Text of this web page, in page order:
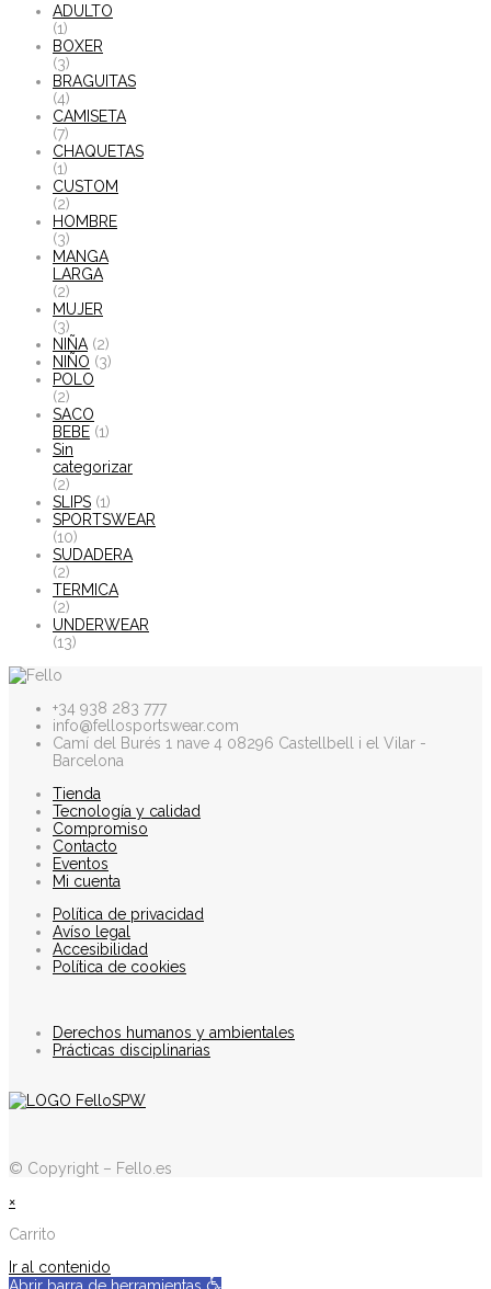
ADULTO
(1)
BOXER
(3)
BRAGUITAS
(4)
CAMISETA
(7)
CHAQUETAS
(1)
CUSTOM
(2)
HOMBRE
(3)
MANGA
LARGA
(2)
MUJER
(3)
NIÑA (2)
NIÑO (3)
POLO
(2)
SACO
BEBE (1)
Sin
categorizar
(2)
SLIPS (1)
SPORTSWEAR
(10)
SUDADERA
(2)
TERMICA
(2)
UNDERWEAR
(13)
+34 938 283 777
info@fellosportswear.com
Camí del Burés 1 nave 4 08296 Castellbell i el Vilar -
Barcelona
Tienda
Tecnología y calidad
Compromiso
Contacto
Eventos
Mi cuenta
Política de privacidad
Avíso legal
Accesibilidad
Política de cookies
Derechos humanos y ambientales
Prácticas disciplinarias
© Copyright – Fello.es
×
Carrito
Ir al contenido
Abrir barra de herramientas